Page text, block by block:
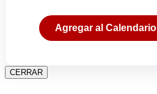
Agregar al Calendario
CERRAR